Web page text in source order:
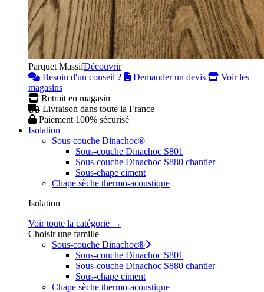
Parquet MassifDécouvrir
Besoin d'un conseil ?
Demander un devis
Voir les
magasins
Retrait en magasin
Livraison dans toute la France
Paiement 100% sécurisé
Isolation
Sous-couche Dinachoc®
Sous-couche Dinachoc S801
Sous-couche Dinachoc S880 chantier
Sous-chape ciment
Chape sèche thermo-acoustique
Isolation
Voir toute la catégorie →
Choisir une famille
Sous-couche Dinachoc®
Sous-couche Dinachoc S801
Sous-couche Dinachoc S880 chantier
Sous-chape ciment
Chape sèche thermo-acoustique